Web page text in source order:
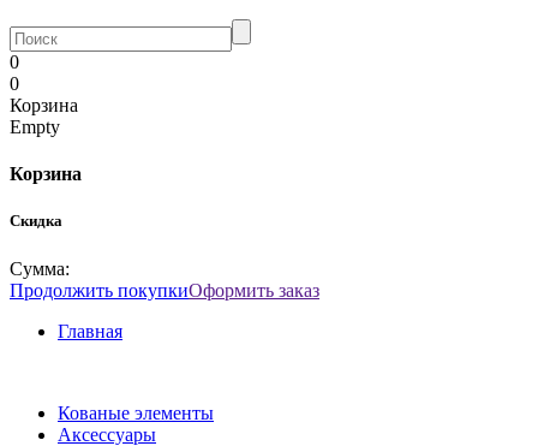
0
0
Корзина
Empty
Корзина
Скидка
Сумма:
Продолжить покупкиОформить заказ
Главная
Кованые элементы
Аксессуары